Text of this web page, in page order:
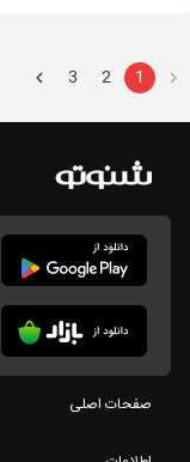
1
2
3
صفحات اصلی